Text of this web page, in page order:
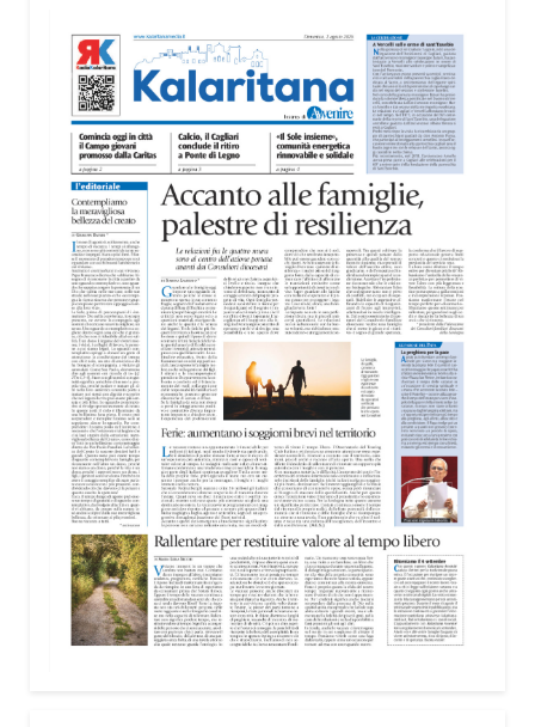
con disabilità nelle attività dell’OAMI al supporto nei
centri di accoglienza per migranti, dove
contribuiscono anche alla cura degli spazi comuni.
«Prendersi cura degli ambienti significa favorire
accoglienza e dignità», racconta Alessandro
Adimari.
Tra i partecipanti anche i seminaristi, impegnati
accanto agli anziani della casa di riposo Cristo Re.
«Un’esperienza di crescita umana e spirituale che
rafforza la vocazione al servizio», sottolinea
Cristiano Pani.
Il programma dedica spazio anche ai temi della
pace e della cooperazione nel Mediterraneo. Oggi
pomeriggio, alla Mediateca del Mediterraneo
(MEM), l’incontro con l’arcivescovo monsignor
Giuseppe Baturi ha approfondito il ruolo dei giovani
nella costruzione di ponti tra culture e popoli, con
un confronto inserito nel percorso “Cagliari Città
della Pace e del Mediterraneo”, progetto che
promuove il dialogo e la collaborazione tra le